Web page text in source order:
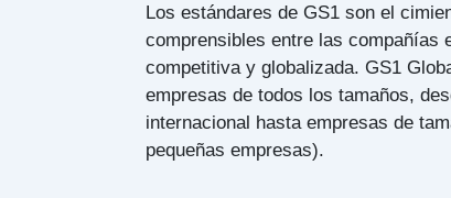
Los estándares de GS1 son el
comprensibles entre las compañías
competitiva y globalizada. GS1
empresas de todos los tamaños,
internacional hasta empresas de
pequeñas empresas).